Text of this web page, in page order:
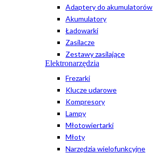
Adaptery do akumulatorów
Akumulatory
Ładowarki
Zasilacze
Zestawy zasilające
Elektronarzędzia
Frezarki
Klucze udarowe
Kompresory
Lampy
Młotowiertarki
Młoty
Narzędzia wielofunkcyjne